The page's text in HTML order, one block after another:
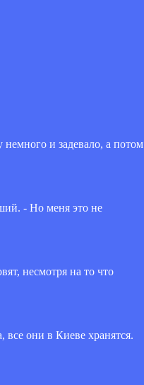
и задевало, а потом
- Но меня это не
несмотря на то что
они в Киеве хранятся.